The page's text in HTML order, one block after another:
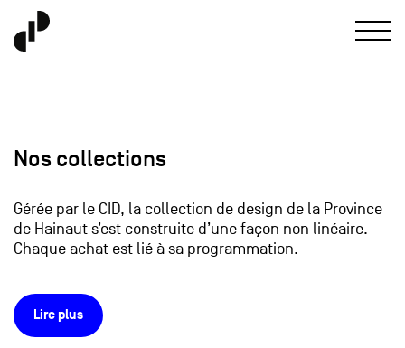
Nos collections
Gérée par le CID, la collection de design de la Province
de Hainaut s’est construite d’une façon non linéaire.
Chaque achat est lié à sa programmation.
Lire plus